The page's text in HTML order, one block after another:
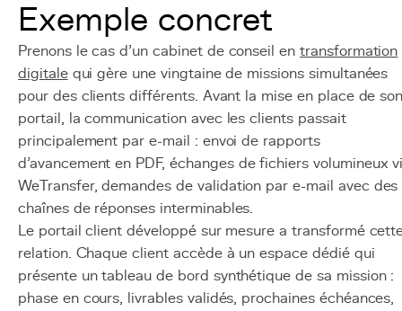
Exemple concret
Prenons le cas d'un cabinet de conseil en transformation
digitalequi gère une vingtaine de missions simultanées
pour des clients différents. Avant la mise en place de
portail, la communication avec les clients passait
principalement par e-mail : envoi de rapports
d'avancement en PDF, échanges de fichiers volumineux
WeTransfer, demandes de validation par e-mail avec des
chaînes de réponses interminables.
Le portail client développé sur mesure a transformé
relation. Chaque client accède à un espace dédié qui
présente un tableau de bord synthétique de sa mission :
phase en cours, livrables validés, prochaines échéances,